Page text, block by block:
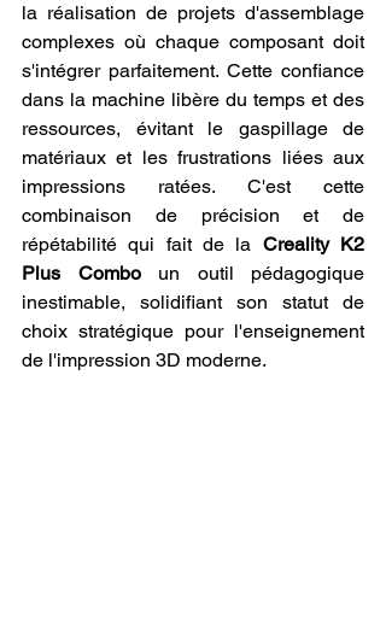
la réalisation de projets d'assemblage
complexes où chaque composant doit
s'intégrer parfaitement. Cette confiance
dans la machine libère du temps et des
ressources, évitant le gaspillage de
matériaux et les frustrations liées aux
impressions ratées. C'est cette
combinaison de précision et de
répétabilité qui fait de la Creality K2
Plus Combo un outil pédagogique
inestimable, solidifiant son statut de
choix stratégique pour l'enseignement
de l'impression 3D moderne.